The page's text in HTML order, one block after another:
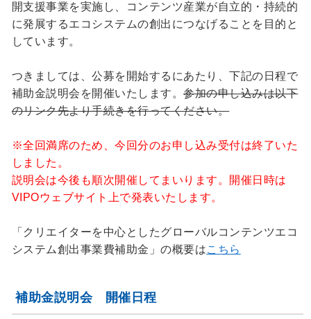
開支援事業を実施し、コンテンツ産業が自立的・持続的
に発展するエコシステムの創出につなげることを目的と
しています。
つきましては、公募を開始するにあたり、下記の日程で
補助金説明会を開催いたします。参加の申し込みは以下
のリンク先より手続きを行ってください。
※全回満席のため、今回分のお申し込み受付は終了いた
しました。
説明会は今後も順次開催してまいります。開催日時は
VIPOウェブサイト上で発表いたします。
「クリエイターを中心としたグローバルコンテンツエコ
システム創出事業費補助金」の概要はこちら
補助金説明会 開催日程